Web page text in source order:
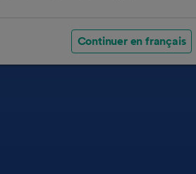
Continuer en français